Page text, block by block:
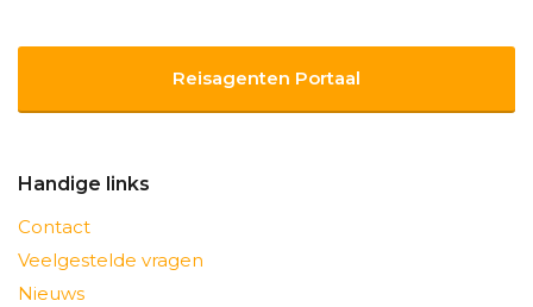
Reisagenten Portaal
Handige links
Contact
Veelgestelde vragen
Nieuws